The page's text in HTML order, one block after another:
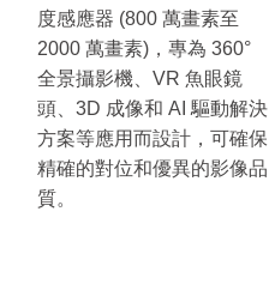
度感應器 (800 萬畫素至
2000 萬畫素)，專為 360°
全景攝影機、VR 魚眼鏡
頭、3D 成像和 AI 驅動解決
方案等應用而設計，可確保
精確的對位和優異的影像品
質。